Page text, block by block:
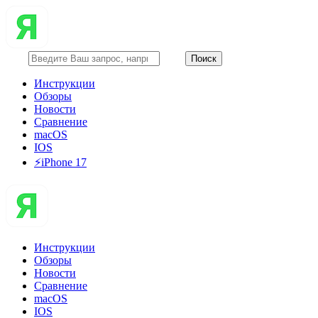
Инструкции
Обзоры
Новости
Сравнение
macOS
IOS
⚡️iPhone 17
Инструкции
Обзоры
Новости
Сравнение
macOS
IOS